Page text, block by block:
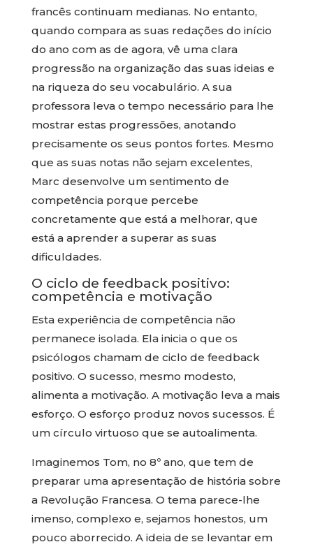
francês continuam medianas. No entanto,
quando compara as suas redações do início
do ano com as de agora, vê uma clara
progressão na organização das suas ideias e
na riqueza do seu vocabulário. A sua
professora leva o tempo necessário para lhe
mostrar estas progressões, anotando
precisamente os seus pontos fortes. Mesmo
que as suas notas não sejam excelentes,
Marc desenvolve um sentimento de
competência porque percebe
concretamente que está a melhorar, que
está a aprender a superar as suas
dificuldades.
O ciclo de feedback positivo:
competência e motivação
Esta experiência de competência não
permanece isolada. Ela inicia o que os
psicólogos chamam de ciclo de feedback
positivo. O sucesso, mesmo modesto,
alimenta a motivação. A motivação leva a mais
esforço. O esforço produz novos sucessos. É
um círculo virtuoso que se autoalimenta.
Imaginemos Tom, no 8º ano, que tem de
preparar uma apresentação de história sobre
a Revolução Francesa. O tema parece-lhe
imenso, complexo e, sejamos honestos, um
pouco aborrecido. A ideia de se levantar em